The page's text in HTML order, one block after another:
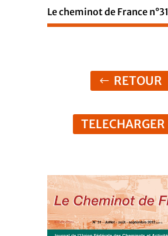
Le cheminot de France n°31
RETOUR
TELECHARGER